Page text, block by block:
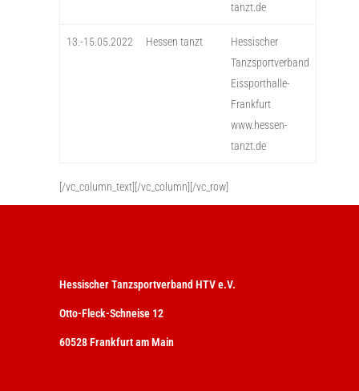
tanzt.de
13.-15.05.2022 Hessen tanzt
Hessischer
Tanzsportverband
Eissporthalle-
Frankfurt
www.hessen-
tanzt.de
[/vc_column_text][/vc_column][/vc_row]
Hessischer Tanzsportverband HTV e.V.
Otto-Fleck-Schneise 12
60528 Frankfurt am Main